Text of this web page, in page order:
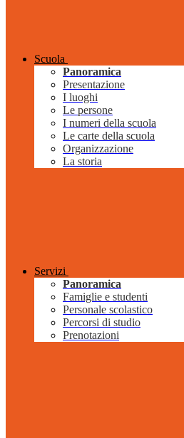
Scuola
Panoramica
Presentazione
I luoghi
Le persone
I numeri della scuola
Le carte della scuola
Organizzazione
La storia
Servizi
Panoramica
Famiglie e studenti
Personale scolastico
Percorsi di studio
Prenotazioni